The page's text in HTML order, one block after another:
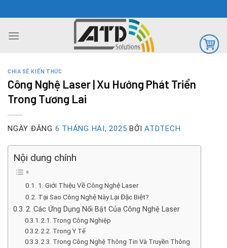
đến
nội
CHIA SẼ KIẾN THỨC
Công Nghệ Laser | Xu Hướng Phát Triển
Trong Tương Lai
NGÀY ĐĂNG 6 THÁNG HAI, 2025 BỞI ATDTECH
Nội dung chính
1. Giới Thiệu Về Công Nghệ Laser
Tại Sao Công Nghệ Này Lại Đặc Biệt?
2. Các Ứng Dụng Nổi Bật Của Công Nghệ Laser
2.1. Trong Công Nghiệp
2.2. Trong Y Tế
2.3. Trong Công Nghệ Thông Tin Và Truyền Thông